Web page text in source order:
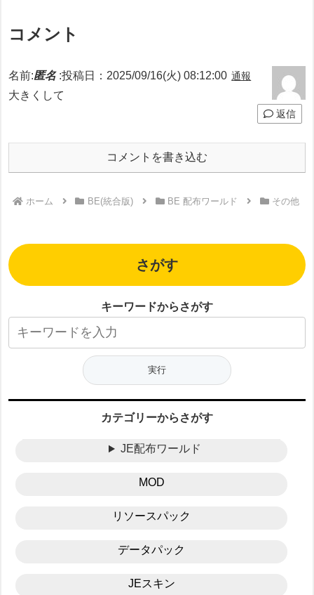
コメント
名前:匿名:投稿日：2025/09/16(火) 08:12:00 通報
大きくして
返信
コメントを書き込む
ホーム BE(統合版) BE 配布ワールド その他
さがす
キーワードからさがす
カテゴリーからさがす
JE配布ワールド
MOD
リソースパック
データパック
JEスキン